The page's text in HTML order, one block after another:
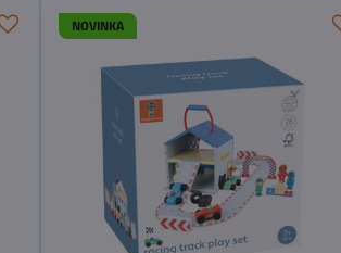
NOVINKA